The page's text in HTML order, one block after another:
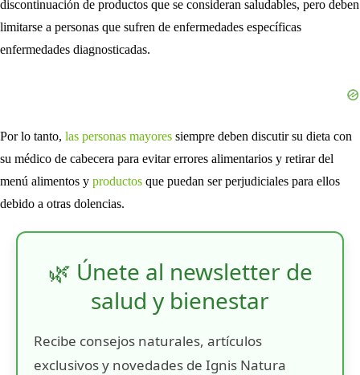
discontinuación de productos que se consideran saludables, pero deben
limitarse a personas que sufren de enfermedades específicas
enfermedades diagnosticadas.
Por lo tanto, las personas mayores siempre deben discutir su dieta con
su médico de cabecera para evitar errores alimentarios y retirar del
menú alimentos y productos que puedan ser perjudiciales para ellos
debido a otras dolencias.
🌿 Únete al newsletter de
salud y bienestar
Recibe consejos naturales, artículos
exclusivos y novedades de Ignis Natura